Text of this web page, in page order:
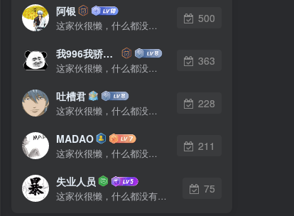
阿银
这家伙很懒，什么都没有写...
500
我996我骄傲了么
这家伙很懒，什么都没有写...
363
吐槽君
这家伙很懒，什么都没有写...
228
MADAO
这家伙很懒，什么都没有写...
211
失业人员
这家伙很懒，什么都没有写...
75